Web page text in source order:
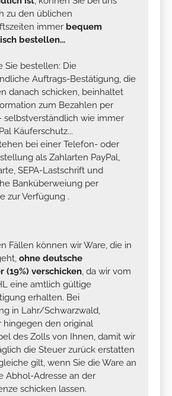
zu den üblichen
immer bequem
bestellen...
Sie bestellen: Die
Auftrags-Bestätigung, die
danach schicken, beinhaltet
zum Bezahlen per
selbstverständlich wie immer
Käuferschutz...
bei einer Telefon- oder
als Zahlarten PayPal,
SEPA-Lastschrift und
Banküberweiung per
zur Verfügung .
Fällen können wir Ware, die in
ohne deutsche
(19%) verschicken, da wir vom
eine amtlich gültige
erhalten. Bei
in Lahr/Schwarzwald,
hingegen den original
des Zolls von Ihnen, damit wir
die Steuer zurück erstatten
gilt, wenn Sie die Ware an
Abhol-Adresse an der
schicken lassen.